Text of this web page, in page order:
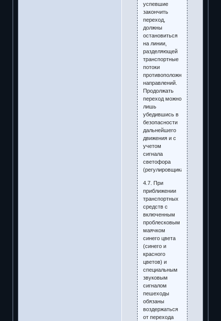
успевшие
закончить
переход,
должны
остановиться
на линии,
разделяющей
транспортные
потоки
противоположных
направлений.
Продолжать
переход можно
лишь
убедившись в
безопасности
дальнейшего
движения и с
учетом
сигнала
светофора
(регулировщика).
4.7. При
приближении
транспортных
средств с
включенным
проблесковым
маячком
синего цвета
(синего и
красного
цветов) и
специальным
звуковым
сигналом
пешеходы
обязаны
воздержаться
от перехода